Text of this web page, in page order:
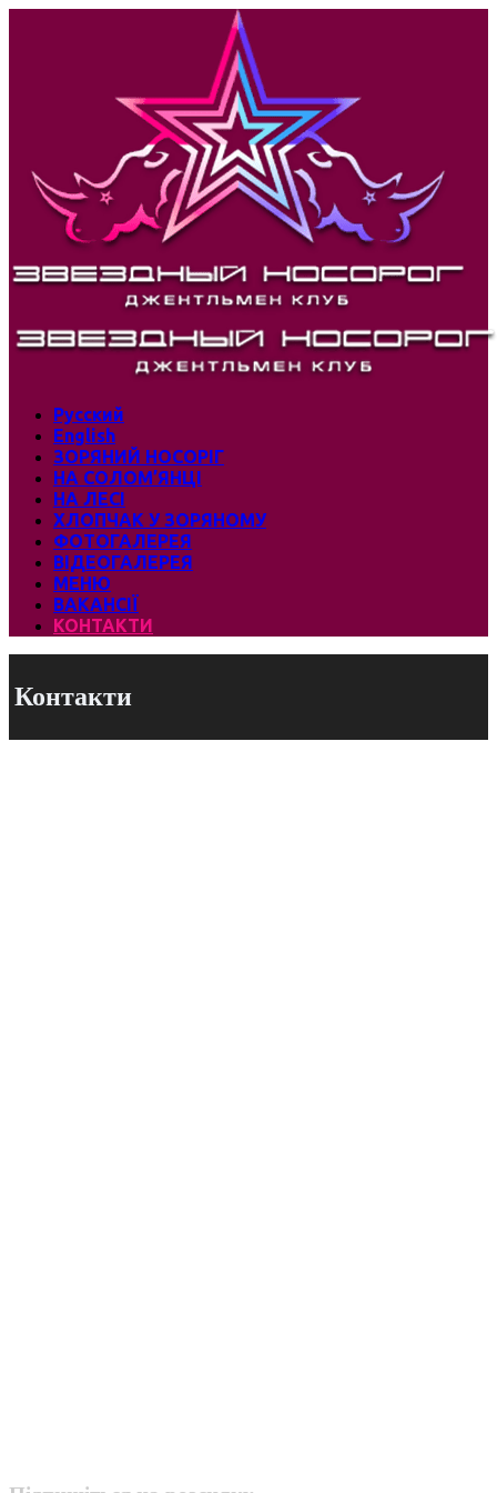
Русский
English
ЗОРЯНИЙ НОСОРІГ
НА СОЛОМ’ЯНЦІ
НА ЛЕСІ
ХЛОПЧАК У ЗОРЯНОМУ
ФОТОГАЛЕРЕЯ
ВІДЕОГАЛЕРЕЯ
МЕНЮ
ВАКАНСІЇ
КОНТАКТИ
Контакти